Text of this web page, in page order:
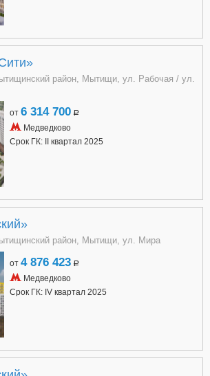
район, Мытищи, ул. Рабочая / ул.
от 6 314 700 a
Медведково
Срок ГК: II квартал 2025
район, Мытищи, ул. Мира
от 4 876 423 a
Медведково
Срок ГК: IV квартал 2025